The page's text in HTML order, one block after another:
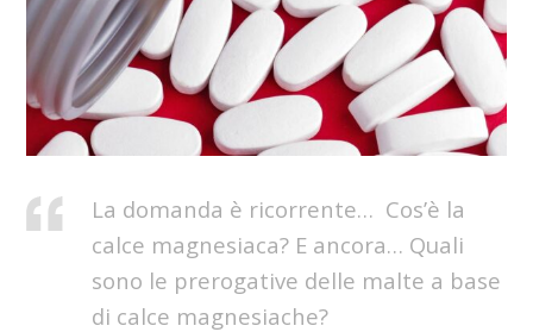
La domanda è ricorrente… Cos’è la
calce magnesiaca? E ancora… Quali
sono le prerogative delle malte a base
di calce magnesiache?